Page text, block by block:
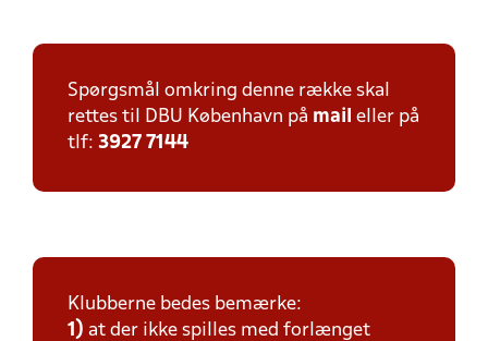
Spørgsmål omkring denne række skal
rettes til DBU København på mail eller på
tlf: 3927 7144
Klubberne bedes bemærke:
1) at der ikke spilles med forlænget